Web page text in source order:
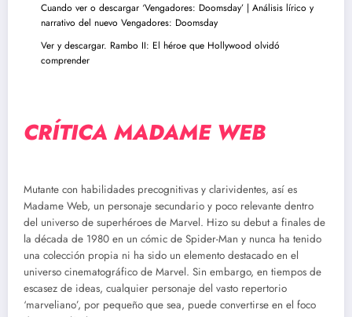
Cuando ver o descargar ‘Vengadores: Doomsday’ | Análisis lírico y
narrativo del nuevo Vengadores: Doomsday
Ver y descargar. Rambo II: El héroe que Hollywood olvidó
comprender
CRÍTICA MADAME WEB
Mutante con habilidades precognitivas y clarividentes, así es
Madame Web, un personaje secundario y poco relevante dentro
del universo de superhéroes de Marvel. Hizo su debut a finales de
la década de 1980 en un cómic de Spider-Man y nunca ha tenido
una colección propia ni ha sido un elemento destacado en el
universo cinematográfico de Marvel. Sin embargo, en tiempos de
escasez de ideas, cualquier personaje del vasto repertorio
‘marveliano’, por pequeño que sea, puede convertirse en el foco